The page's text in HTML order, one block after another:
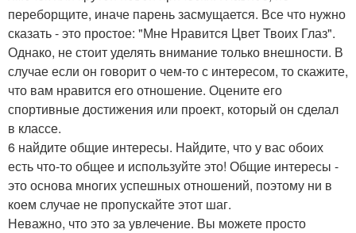
переборщите, иначе парень засмущается. Все что нужно
сказать - это простое: "Мне Нравится Цвет Твоих Глаз".
Однако, не стоит уделять внимание только внешности. В
случае если он говорит о чем-то с интересом, то скажите,
что вам нравится его отношение. Оцените его
спортивные достижения или проект, который он сделал
в классе.
6 найдите общие интересы. Найдите, что у вас обоих
есть что-то общее и используйте это! Общие интересы -
это основа многих успешных отношений, поэтому ни в
коем случае не пропускайте этот шаг.
Неважно, что это за увлечение. Вы можете просто